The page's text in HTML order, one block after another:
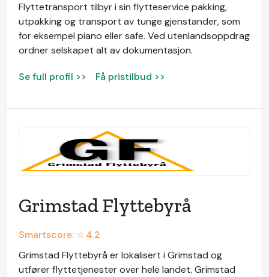
Flyttetransport tilbyr i sin flytteservice pakking,
utpakking og transport av tunge gjenstander, som
for eksempel piano eller safe. Ved utenlandsoppdrag
ordner selskapet alt av dokumentasjon.
Se full profil >> Få pristilbud >>
Grimstad Flyttebyrå
Smartscore: ☆4.2
Grimstad Flyttebyrå er lokalisert i Grimstad og
utfører flyttetjenester over hele landet. Grimstad